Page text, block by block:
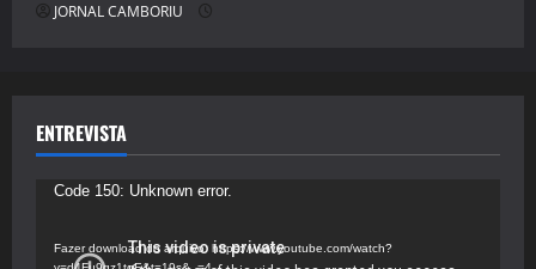
JORNAL CAMBORIU
ENTREVISTA
Tocador
vídeo
Code 150: Unknown error.
Fazer download do arquivo: https://www.youtube.com/watch?